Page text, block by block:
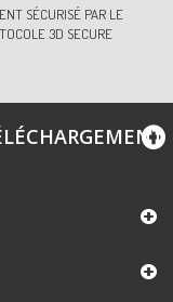
SÉCURISÉ PAR LE
3D SECURE